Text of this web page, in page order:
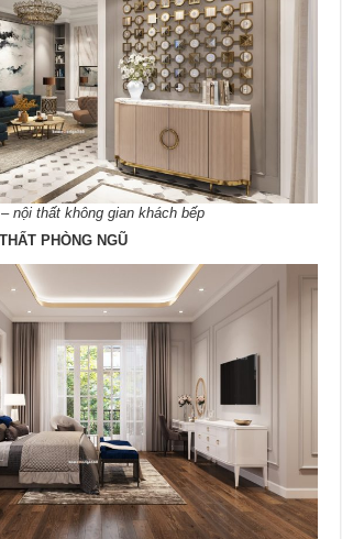
nội thất không gian khách bếp
PHÒNG NGŨ